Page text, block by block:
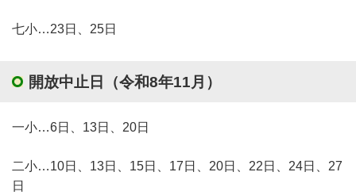
七小…23日、25日
開放中止日（令和8年11月）
一小…6日、13日、20日
二小…10日、13日、15日、17日、20日、22日、24日、27
日